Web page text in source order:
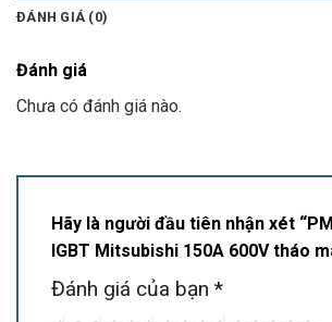
ĐÁNH GIÁ (0)
Đánh giá
Chưa có đánh giá nào.
Hãy là người đầu tiên nhận xét
IGBT Mitsubishi 150A 600V tháo
Đánh giá của bạn *